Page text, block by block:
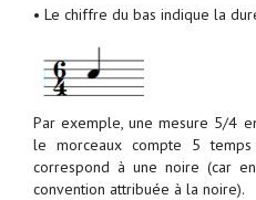
• Le chiffre du bas indique la
Par exemple, une mesure 5/4
le morceaux compte 5
correspond à une noire (car
convention attribuée à la noire).